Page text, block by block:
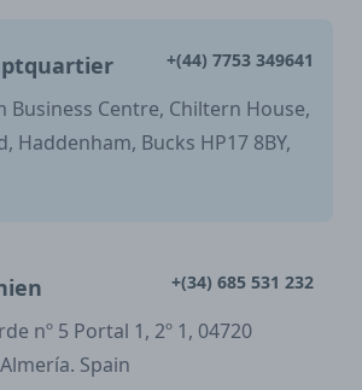
+(44) 7753 349641
Business Centre, Chiltern House,
Haddenham, Bucks HP17 8BY,
+(34) 685 531 232
nº 5 Portal 1, 2º 1, 04720
Spain